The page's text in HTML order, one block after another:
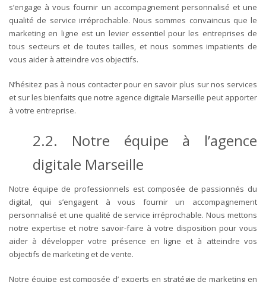
s’engage à vous fournir un accompagnement personnalisé et une
qualité de service irréprochable. Nous sommes convaincus que le
marketing en ligne est un levier essentiel pour les entreprises de
tous secteurs et de toutes tailles, et nous sommes impatients de
vous aider à atteindre vos objectifs.
N’hésitez pas à nous contacter pour en savoir plus sur nos services
et sur les bienfaits que notre agence digitale Marseille peut apporter
à votre entreprise.
2.2. Notre équipe à l’agence
digitale Marseille
Notre équipe de professionnels est composée de passionnés du
digital, qui s’engagent à vous fournir un accompagnement
personnalisé et une qualité de service irréprochable. Nous mettons
notre expertise et notre savoir-faire à votre disposition pour vous
aider à développer votre présence en ligne et à atteindre vos
objectifs de marketing et de vente.
Notre équipe est composée d’ experts en stratégie de marketing en